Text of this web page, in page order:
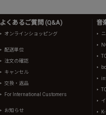
よくあるご質問 (Q&A)
オンラインショッピング
配送単位
注文の確認
キャンセル
交換・返品
For International Customers
お知らせ
音